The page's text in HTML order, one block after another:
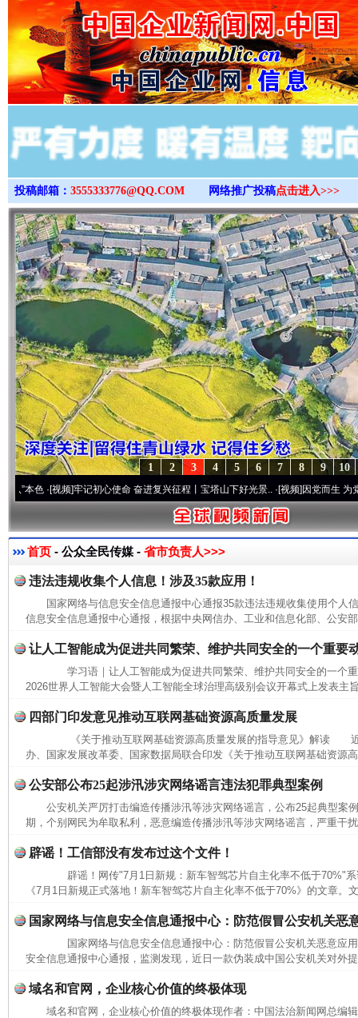
>
投稿邮箱： 3555333776@QQ.COM 网络推广投稿点击进入>>>
10
9
8
7
6
5
4
3
2
1
·[视频]牢记初心使命 奋进复兴征程丨宝塔山下好光景..·[视频]因党而生 为党而战
首页 - 公众全民传媒 - 省市负责人>>>
违法违规收集个人信息！涉及35款应用！
国家网络与信息安全信息通报中心通报35款违法违规收集使用个
信息安全信息通报中心通报，根据中央网信办、工业和信息化部、公安
让人工智能成为促进共同繁荣、维护共同安全的一个重要
学习语｜让人工智能成为促进共同繁荣、维护共同安全的一
2026世界人工智能大会暨人工智能全球治理高级别会议开幕式上发表主
四部门印发意见推动互联网基础资源高质量发展
《关于推动互联网基础资源高质量发展的指导意见》解读 近
办、国家发展改革委、国家数据局联合印发《关于推动互联网基础资源
公安部公布25起涉汛涉灾网络谣言违法犯罪典型案例
公安机关严厉打击编造传播涉汛等涉灾网络谣言，公布25起典型
期，个别网民为牟取私利，恶意编造传播涉汛等涉灾网络谣言，严重干
辟谣！工信部没有发布过这个文件！
辟谣！网传"7月1日新规：新车智驾芯片自主化率不低于
《7月1日新规正式落地！新车智驾芯片自主化率不低于70%》的文章。
国家网络与信息安全信息通报中心：防范假冒公安机关恶
国家网络与信息安全信息通报中心：防范假冒公安机关恶意
安全信息通报中心通报，监测发现，近日一款伪装成中国公安机关对外
域名和官网，企业核心价值的终极体现
域名和官网，企业核心价值的终极体现作者：中国法治新闻网总